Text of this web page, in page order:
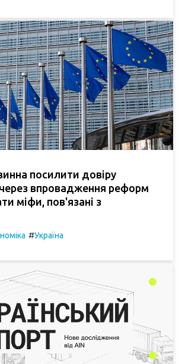
посилити довіру
через впровадження реформ
міфи, пов'язані з
#Україна